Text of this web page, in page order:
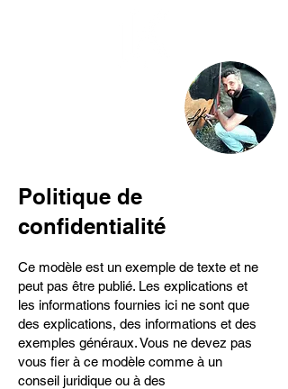
Politique de
confidentialité
Ce modèle est un exemple de texte et ne
peut pas être publié. Les explications et
les informations fournies ici ne sont que
des explications, des informations et des
exemples généraux. Vous ne devez pas
vous fier à ce modèle comme à un
conseil juridique ou à des